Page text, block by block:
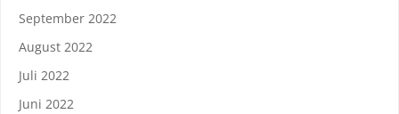
September 2022
August 2022
Juli 2022
Juni 2022